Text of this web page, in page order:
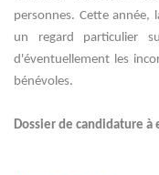
personnes. Cette année,
un regard particulier
d'éventuellement les
bénévoles.
Dossier de candidature à